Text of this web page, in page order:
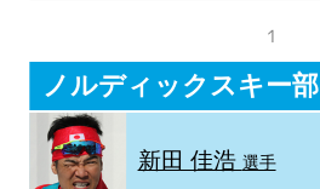
1
ノルディックスキー部
新田 佳浩 選手